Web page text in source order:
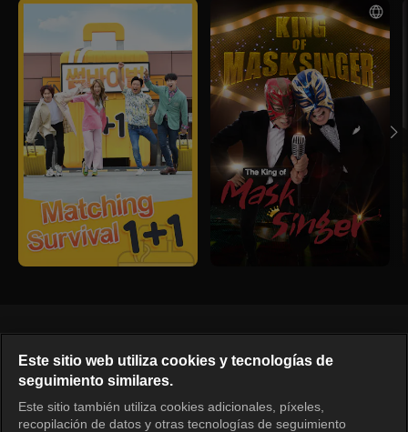
Español
KOCOWA+ Redes sociales
Este sitio web utiliza cookies y tecnologías de
seguimiento similares.
Este sitio también utiliza cookies adicionales, píxeles,
recopilación de datos y otras tecnologías de seguimiento